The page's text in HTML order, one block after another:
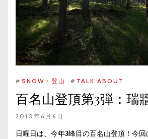
# SNOW・登山 # TALK ABOUT
百名山登頂第3弾：瑞
2010年6月6日
日曜日は、今年3峰目の百名山登頂！今回